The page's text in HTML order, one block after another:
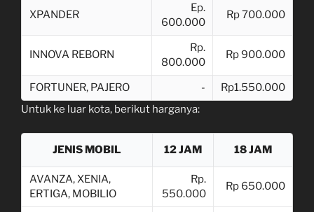
XPANDER
Ep.
600.000
Rp 700.000
INNOVA REBORN
Rp.
800.000
Rp 900.000
FORTUNER, PAJERO -
Rp1.550.000
Untuk ke luar kota, berikut harganya:
JENIS MOBIL 12 JAM 18 JAM
AVANZA, XENIA,
ERTIGA, MOBILIO
Rp.
550.000
Rp 650.000